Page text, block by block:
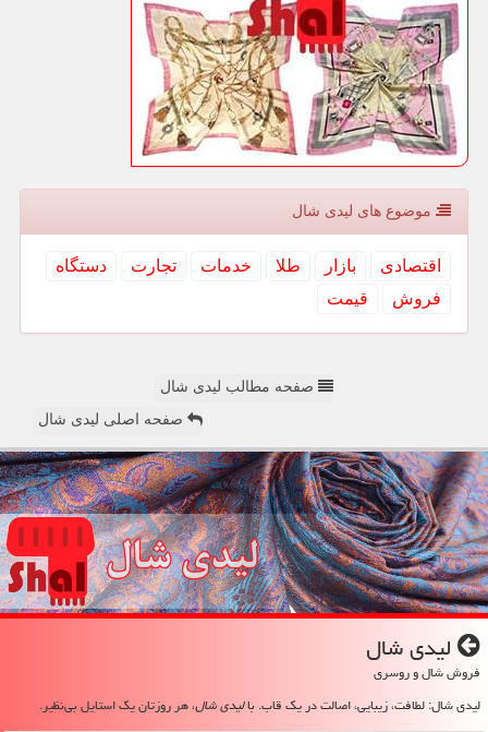
موضوع های لیدی شال
اقتصادی بازار طلا خدمات تجارت
دستگاه
فروش
قیمت
صفحه مطالب لیدی شال
صفحه اصلی لیدی شال
لیدی شال
فروش شال و روسری
لیدی شال: لطافت، زیبایی، اصالت در یک قاب. بالیدی شال، هر روزتان یک استایل بی‌نظیر.